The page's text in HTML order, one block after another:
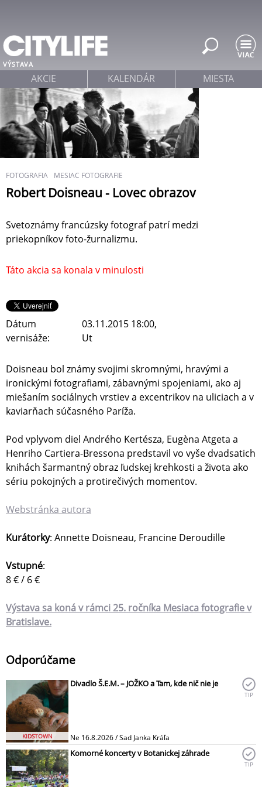
VÝSTAVA
FOTOGRAFIA MESIAC FOTOGRAFIE
Robert Doisneau - Lovec obrazov
Svetoznámy francúzsky fotograf patrí medzi
priekopníkov foto-žurnalizmu.
Táto akcia sa konala v minulosti
Dátum
vernisáže:
03.11.2015 18:00,
Ut
Doisneau bol známy svojimi skromnými, hravými a
ironickými fotografiami, zábavnými spojeniami, ako aj
miešaním sociálnych vrstiev a excentrikov na uliciach a v
kaviarňach súčasného Paríža.
Pod vplyvom diel Andrého Kertésza, Eugèna Atgeta a
Henriho Cartiera-Bressona predstavil vo vyše dvadsatich
knihách šarmantný obraz ľudskej krehkosti a života ako
sériu pokojných a protirečivých momentov.
Webstránka autora
Kurátorky: Annette Doisneau, Francine Deroudille
Vstupné:
8 € / 6 €
Výstava sa koná v rámci 25. ročníka Mesiaca fotografie v
Bratislave.
Odporúčame
KIDSTOWN
Divadlo Š.E.M. – JOŽKO a Tam, kde nič nie je
Ne 16.8.2026 / Sad Janka Kráľa
TIP
Komorné koncerty v Botanickej záhrade
TIP
AKCIE KALENDÁR MIESTA